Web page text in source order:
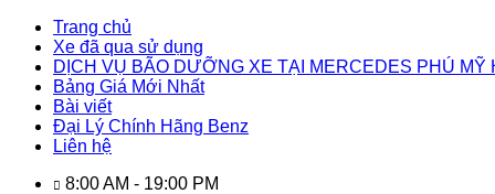
Trang chủ
Xe đã qua sử dụng
DỊCH VỤ BÃO DƯỠNG XE TẠI MERCEDES PHÚ MỸ
Bảng Giá Mới Nhất
Bài viết
Đại Lý Chính Hãng Benz
Liên hệ
8:00 AM - 19:00 PM